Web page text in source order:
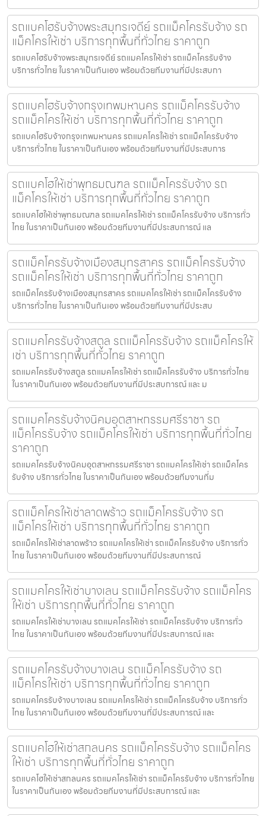
รถแบคโฮรับจ้างพระสมุทรเจดีย์ รถแม็คโครรับจ้าง รถ
แม็คโครให้เช่า บริการทุกพื้นที่ทั่วไทย ราคาถูก
รถแบคโฮรับจ้างพระสมุทรเจดีย์ รถแมคโครให้เช่า รถแม็คโครรับจ้าง
บริการทั่วไทย ในราคาเป็นกันเอง พร้อมด้วยทีมงานที่มีประสบกา
รถแบคโฮรับจ้างกรุงเทพมหานคร รถแม็คโครรับจ้าง
รถแม็คโครให้เช่า บริการทุกพื้นที่ทั่วไทย ราคาถูก
รถแบคโฮรับจ้างกรุงเทพมหานคร รถแมคโครให้เช่า รถแม็คโครรับจ้าง
บริการทั่วไทย ในราคาเป็นกันเอง พร้อมด้วยทีมงานที่มีประสบการ
รถแบคโฮให้เช่าพุทธมณฑล รถแม็คโครรับจ้าง รถ
แม็คโครให้เช่า บริการทุกพื้นที่ทั่วไทย ราคาถูก
รถแบคโฮให้เช่าพุทธมณฑล รถแมคโครให้เช่า รถแม็คโครรับจ้าง บริการทั่ว
ไทย ในราคาเป็นกันเอง พร้อมด้วยทีมงานที่มีประสบการณ์ แล
รถแม็คโครรับจ้างเมืองสมุทรสาคร รถแม็คโครรับจ้าง
รถแม็คโครให้เช่า บริการทุกพื้นที่ทั่วไทย ราคาถูก
รถแม็คโครรับจ้างเมืองสมุทรสาคร รถแมคโครให้เช่า รถแม็คโครรับจ้าง
บริการทั่วไทย ในราคาเป็นกันเอง พร้อมด้วยทีมงานที่มีประสบ
รถแมคโครรับจ้างสตูล รถแม็คโครรับจ้าง รถแม็คโครให้
เช่า บริการทุกพื้นที่ทั่วไทย ราคาถูก
รถแมคโครรับจ้างสตูล รถแมคโครให้เช่า รถแม็คโครรับจ้าง บริการทั่วไทย
ในราคาเป็นกันเอง พร้อมด้วยทีมงานที่มีประสบการณ์ และ ม
รถแมคโครรับจ้างนิคมอุตสาหกรรมศรีราชา รถ
แม็คโครรับจ้าง รถแม็คโครให้เช่า บริการทุกพื้นที่ทั่วไทย
ราคาถูก
รถแมคโครรับจ้างนิคมอุตสาหกรรมศรีราชา รถแมคโครให้เช่า รถแม็คโคร
รับจ้าง บริการทั่วไทย ในราคาเป็นกันเอง พร้อมด้วยทีมงานที่ม
รถแม็คโครให้เช่าลาดพร้าว รถแม็คโครรับจ้าง รถ
แม็คโครให้เช่า บริการทุกพื้นที่ทั่วไทย ราคาถูก
รถแม็คโครให้เช่าลาดพร้าว รถแมคโครให้เช่า รถแม็คโครรับจ้าง บริการทั่ว
ไทย ในราคาเป็นกันเอง พร้อมด้วยทีมงานที่มีประสบการณ์
รถแมคโครให้เช่าบางเลน รถแม็คโครรับจ้าง รถแม็คโคร
ให้เช่า บริการทุกพื้นที่ทั่วไทย ราคาถูก
รถแมคโครให้เช่าบางเลน รถแมคโครให้เช่า รถแม็คโครรับจ้าง บริการทั่ว
ไทย ในราคาเป็นกันเอง พร้อมด้วยทีมงานที่มีประสบการณ์ และ
รถแมคโครรับจ้างบางเลน รถแม็คโครรับจ้าง รถ
แม็คโครให้เช่า บริการทุกพื้นที่ทั่วไทย ราคาถูก
รถแมคโครรับจ้างบางเลน รถแมคโครให้เช่า รถแม็คโครรับจ้าง บริการทั่ว
ไทย ในราคาเป็นกันเอง พร้อมด้วยทีมงานที่มีประสบการณ์ และ
รถแบคโฮให้เช่าสกลนคร รถแม็คโครรับจ้าง รถแม็คโคร
ให้เช่า บริการทุกพื้นที่ทั่วไทย ราคาถูก
รถแบคโฮให้เช่าสกลนคร รถแมคโครให้เช่า รถแม็คโครรับจ้าง บริการทั่วไทย
ในราคาเป็นกันเอง พร้อมด้วยทีมงานที่มีประสบการณ์ และ